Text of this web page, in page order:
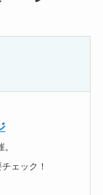
ェック！